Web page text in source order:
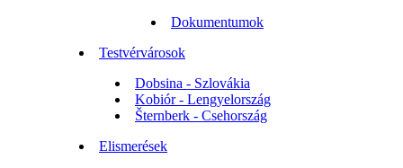
Dokumentumok
Testvérvárosok
Dobsina - Szlovákia
Kobiór - Lengyelország
Šternberk - Csehország
Elismerések